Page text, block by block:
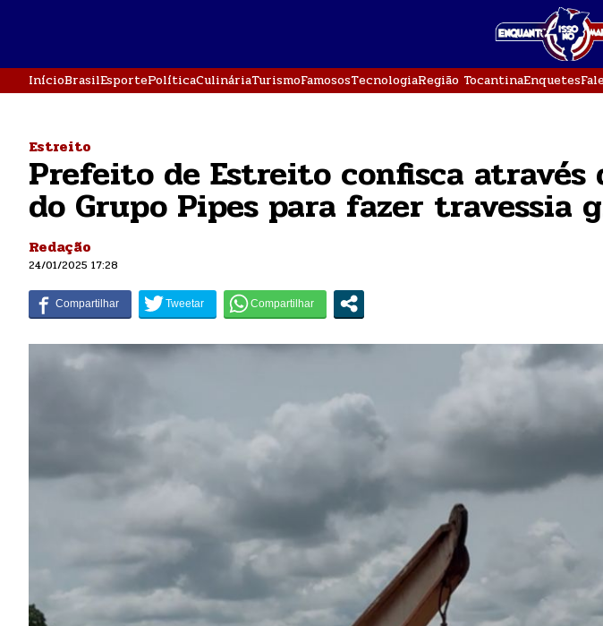
InícioBrasilEsportePolíticaCulináriaTurismoFamososTecnologiaRegião TocantinaEnquetes
Estreito
Prefeito de Estreito confisca através
do Grupo Pipes para fazer travessia
Redação
24/01/2025 17:28